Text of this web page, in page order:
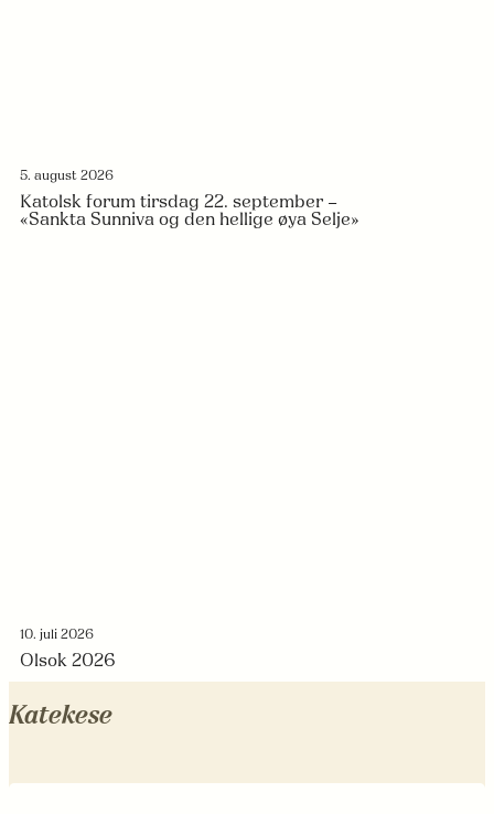
5. august 2026
Katolsk forum tirsdag 22. september –
«Sankta Sunniva og den hellige øya Selje»
10. juli 2026
Olsok 2026
Katekese